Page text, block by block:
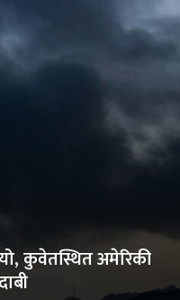
कुवेतस्थित अमेरिकी